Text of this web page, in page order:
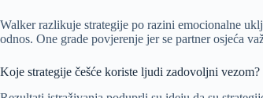
Walker razlikuje strategije po razini emocionalne
odnos. One grade povjerenje jer se partner osjeća
Koje strategije češće koriste ljudi zadovoljni vezom?